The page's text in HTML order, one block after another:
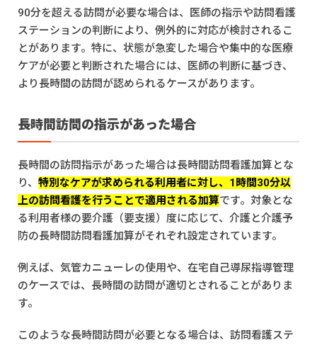
90分を超える訪問が必要な場合は、医師の指示や訪問看護
ステーションの判断により、例外的に対応が検討されるこ
とがあります。特に、状態が急変した場合や集中的な医療
ケアが必要と判断された場合には、医師の判断に基づき、
より長時間の訪問が認められるケースがあります。
長時間訪問の指示があった場合
長時間の訪問指示があった場合は長時間訪問看護加算とな
り、 特別なケアが求められる利用者に対し、1時間30分以
上の訪問看護を行うことで適用される加算です。対象とな
る利用者様の要介護（要支援）度に応じて、介護と介護予
防の長時間訪問看護加算がそれぞれ設定されています。
例えば、気管カニューレの使用や、在宅自己導尿指導管理
のケースでは、長時間の訪問が適切とされることがありま
す。
このような長時間訪問が必要となる場合は、訪問看護ステ